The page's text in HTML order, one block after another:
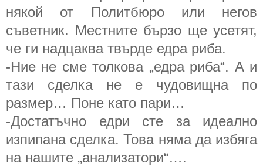
някой от Политбюро или негов
съветник. Местните бързо ще усетят,
че ги надцаква твърде едра риба.
-Ние не сме толкова „едра риба“. А и
тази сделка не е чудовищна по
размер… Поне като пари…
-Достатъчно едри сте за идеално
изпипана сделка. Това няма да избяга
на нашите „анализатори“….